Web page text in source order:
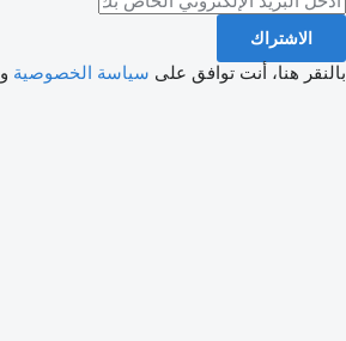
الاشتراك
بالنقر هنا، أنت توافق على سياسة الخصوصية و